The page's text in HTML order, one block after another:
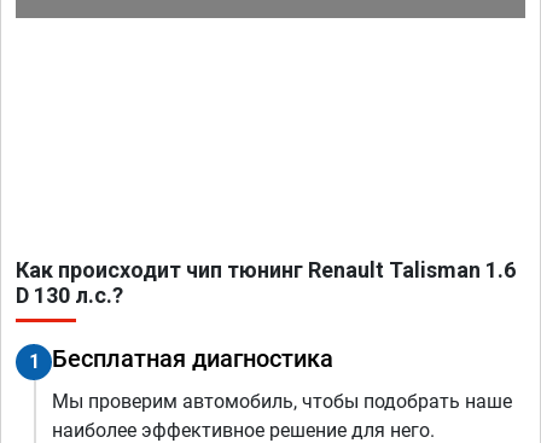
Как происходит чип тюнинг Renault Talisman 1.6
D 130 л.с.?
1 Бесплатная диагностика
Мы проверим автомобиль, чтобы подобрать наше
наиболее эффективное решение для него.